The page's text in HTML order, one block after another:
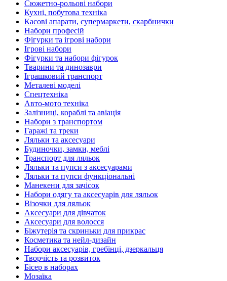
Сюжетно-рольові набори
Кухні, побутова техніка
Касові апарати, супермаркети, скарбнички
Набори професій
Фігурки та ігрові набори
Ігрові набори
Фігурки та набори фігурок
Тварини та динозаври
Іграшковий транспорт
Металеві моделі
Спецтехніка
Авто-мото техніка
Залізниці, кораблі та авіація
Набори з транспортом
Гаражі та треки
Ляльки та аксесуари
Будиночки, замки, меблі
Транспорт для ляльок
Ляльки та пупси з аксесуарами
Ляльки та пупси функціональні
Манекени для зачісок
Набори одягу та аксесуарів для ляльок
Візочки для ляльок
Аксесуари для дівчаток
Аксесуари для волосся
Біжутерія та скриньки для прикрас
Косметика та нейл-дизайн
Набори аксесуарів, гребінці, дзеркальця
Творчість та розвиток
Бісер в наборах
Мозаїка